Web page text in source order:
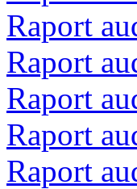
Raport
Raport
Raport
Raport
Raport